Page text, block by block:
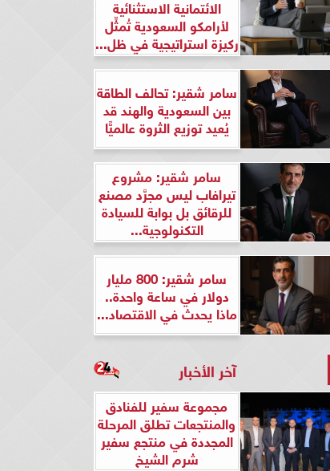
الائتمانية الاستثنائية
لأرامكو السعودية تُمثِّل
ركيزة استراتيجية في ظل...
سامر شقير: تحالف الطاقة
بين السعودية والهند قد
يُعيد توزيع الثروة عالميًّا
سامر شقير: مشروع
تيرافاب ليس مجرَّد مصنع
للرقائق بل بوابة للسيادة
التكنولوجية...
سامر شقير: 800 مليار
دولار في ساعة واحدة..
ماذا يحدث في الاقتصاد...
آخر الأخبار
مجموعة سفير للفنادق
والمنتجعات تطلق المرحلة
المجددة في منتجع سفير
شرم الشيخ